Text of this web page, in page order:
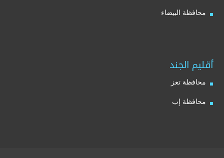
محافظة البيضاء
أقليم الجند
محافظة تعز
محافظة إب